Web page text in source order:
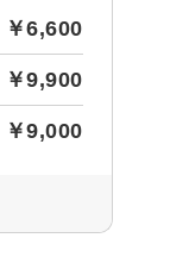
￥6,600
￥9,900
￥9,000